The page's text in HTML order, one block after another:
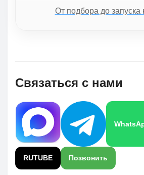
От подбора до запуска
Связаться с нами
RUTUBE Позвонить